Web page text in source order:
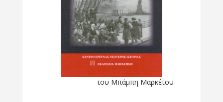
του Μπάμπη Μαρκέτου